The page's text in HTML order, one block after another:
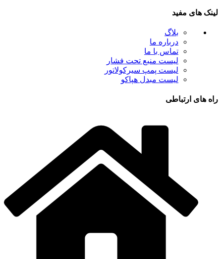
لینک های مفید
بلاگ
درباره ما
تماس با ما
لیست منبع تحت فشار
لیست پمپ سیرکولاتور
لیست مبدل هپاکو
راه های ارتباطی